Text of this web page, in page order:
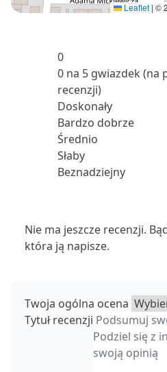
Leaflet | ©
0
0 na 5 gwiazdek (na
recenzji)
Doskonały
Bardzo dobrze
Średnio
Słaby
Beznadziejny
Nie ma jeszcze recenzji.
która ją napisze.
Twoja ogólna ocena
Tytuł recenzji